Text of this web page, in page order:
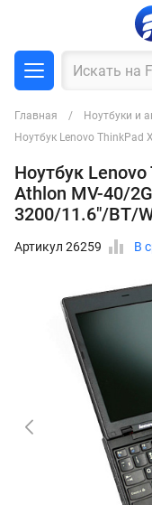
Главная Ноутбуки и
Ноутбук Lenovo
Athlon MV-40/
3200/11.6"/BT/
Артикул 26259 В